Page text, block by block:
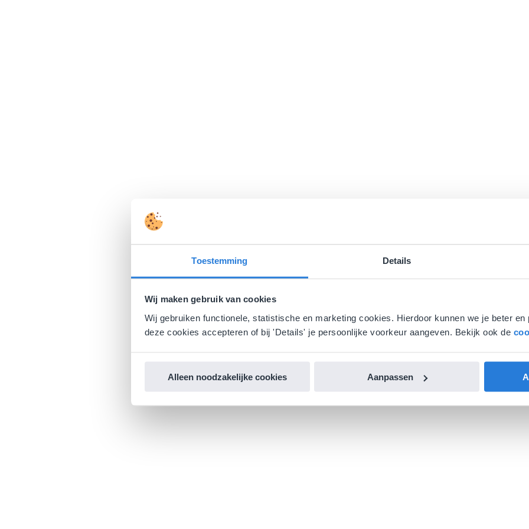
Toestemming Details
Wij maken gebruik van cookies
Wij gebruiken functionele, statistische en marketing cookies. Hierdoor kunnen we je beter
deze cookies accepteren of bij 'Details' je persoonlijke voorkeur aangeven. Bekijk ook de
Alleen noodzakelijke cookies Aanpassen